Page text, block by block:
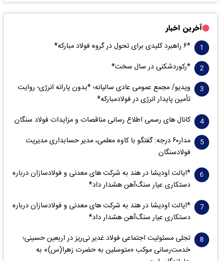
آخرین اخبار
*۶ راهبرد کلیدی برای تحول در گروه فولاد مبارکه*
*رکوردشکنی در سال سخت*
ویدیو/ مجمع عمومی عادی سالیانه؛ *بدون یارانه انرژی؛ روایت
تأمین پایدار انرژی در فولادمبارکه*
کانال های رسمی اطلاع رسانی مناقصات و مزایدات فولاد سنگان
مدار‌۶٠ درجه: گفتگو با کاوه معلمی، مدیر حسابداری مدیریت
فولادسنگان
*ایالت اودیشا در هند به شرکت های معدنی و فولادسازان درباره
دستکاری عیار سنگ‌آهن هشدار داد*
*ایالت اودیشا در هند به شرکت های معدنی و فولادسازان درباره
دستکاری عیار سنگ‌آهن هشدار داد*
تجلی مسئولیت اجتماعی فولاد غدیر نی‌ریز در اربعین حسینی؛
خدمت‌رسانی موکب «متوسلین به حضرت زهرا(س)» به